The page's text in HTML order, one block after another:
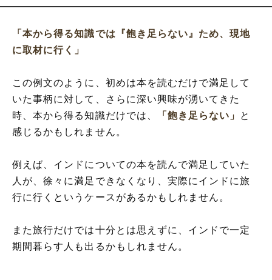
「本から得る知識では『飽き足らない』ため、現地
に取材に行く」
この例文のように、初めは本を読むだけで満足して
いた事柄に対して、さらに深い興味が湧いてきた
時、本から得る知識だけでは、
「飽き足らない」 と
感じるかもしれません。
例えば、インドについての本を読んで満足していた
人が、徐々に満足できなくなり、実際にインドに旅
行に行くというケースがあるかもしれません。
また旅行だけでは十分とは思えずに、インドで一定
期間暮らす人も出るかもしれません。